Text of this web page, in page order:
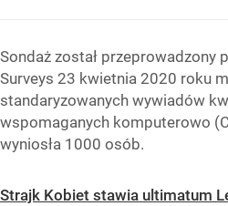
Sondaż został przeprowadzony
Surveys 23 kwietnia 2020 roku
standaryzowanych wywiadów
wspomaganych komputerowo
wyniosła 1000 osób.
Strajk Kobiet stawia ultimatum